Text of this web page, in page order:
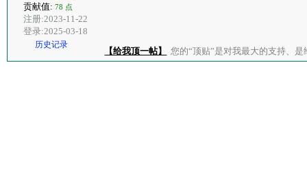
贡献值: 78 点
注册:2023-11-22
登录:2025-03-18
历史记录
【给我顶一帖】 您的“顶贴”是对我最大的支持、